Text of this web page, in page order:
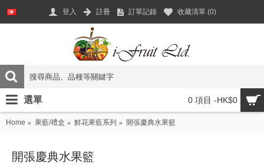
登入 註冊 訂單記錄 收藏清單 (0)
0 項目 -HK$0
選單
Home 果藍/禮盒 鮮花果藍系列 開張慶典水果籃
開張慶典水果籃